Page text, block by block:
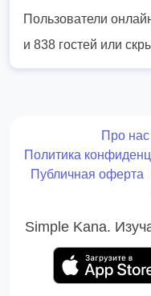
Пользователи
и 838 гостей или
Про нас
Политика
Публичная оферта
Simple Kana.